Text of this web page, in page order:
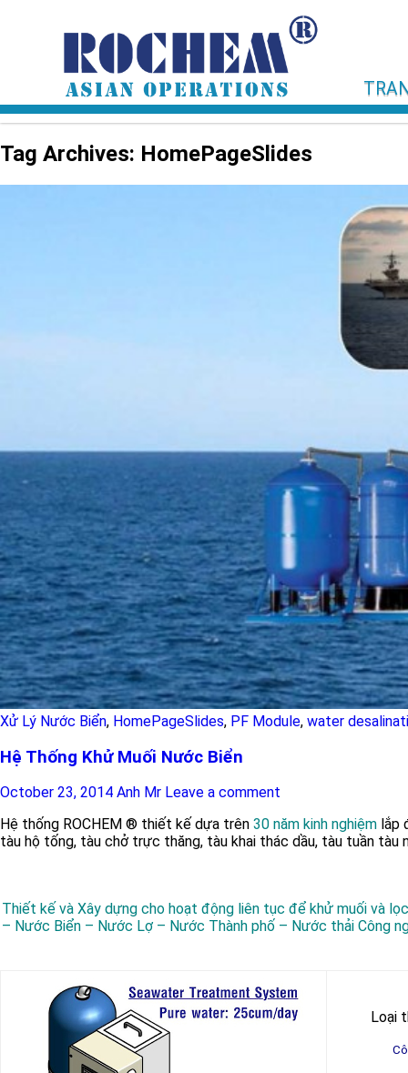
Tag Archives: HomePageSlides
Xử Lý Nước Biển, HomePageSlides, PF Module, water
Hệ Thống Khử Muối Nước Biển
October 23, 2014 Anh Mr Leave a comment
Hệ thống ROCHEM ® thiết kế dựa trên 30 năm kinh nghiệm lắp
tàu hộ tống, tàu chở trực thăng, tàu khai thác dầu, tàu tuần tàu
Thiết kế và Xây dựng cho hoạt động liên tục để khử muối và
– Nước Biển – Nước Lợ – Nước Thành phố – Nước thải Công
Loại